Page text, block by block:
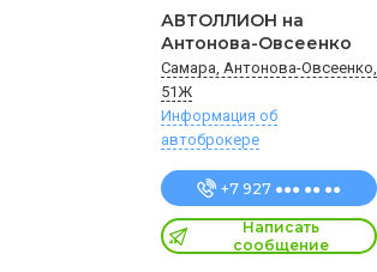
АВТОЛЛИОН на
Антонова-Овсеенко
Самара, Антонова-Овсеенко,
51Ж
Информация об
автоброкере
+7 927 ●●● ●● ●●
Написать
сообщение